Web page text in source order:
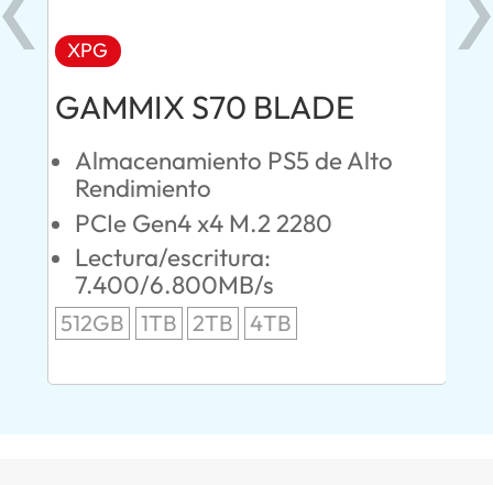
XPG
GAMMIX S70 BLADE
Almacenamiento PS5 de Alto
Rendimiento
PCIe Gen4 x4 M.2 2280
Lectura/escritura:
7.400/6.800MB/s
512GB 1TB 2TB 4TB